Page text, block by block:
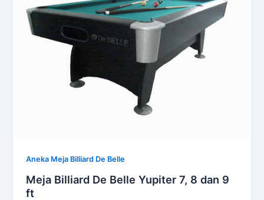
Aneka Meja Billiard De Belle
Meja Billiard De Belle Yupiter 7, 8 dan 9
ft